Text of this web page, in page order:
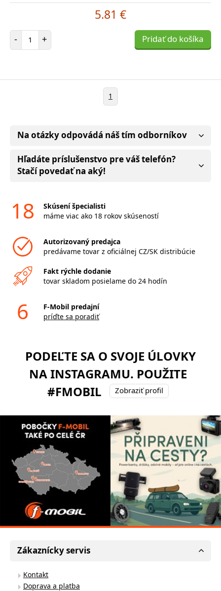
5.81 €
- Počet položiek
+ Pridať do košíka
1
Na otázky odpovádá náš tím odborníkov
Hľadáte príslušenstvo pre váš telefón?
Stačí povedať na aký!
18
Skúsení špecialisti
máme viac ako 18 rokov skúseností
Autorizovaný predajca
predávame tovar z oficiálnej CZ/SK distribúcie
Fakt rýchle dodanie
tovar skladom posielame do 24 hodín
6
F-Mobil predajní
príďte sa poradiť
PODEĽTE SA O SVOJE ÚLOVKY
NA INSTAGRAMU. POUŽITE
#FMOBIL
Zobraziť profil
Zákaznícky servis
Kontakt
Doprava a platba